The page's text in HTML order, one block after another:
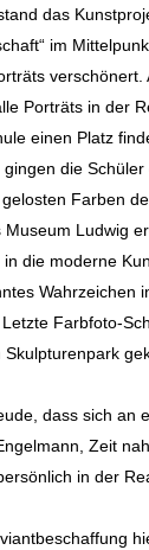
das
im
verschönert.
Porträts in der
einen Platz
die
Farben
Ludwig
die moderne
Wahrzeichen
Farbfoto-
dass sich an
Zeit
in der